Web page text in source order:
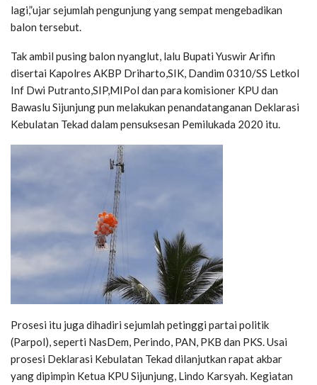
lagi,”ujar sejumlah pengunjung yang sempat mengebadikan
balon tersebut.
Tak ambil pusing balon nyanglut, lalu Bupati Yuswir Arifin
disertai Kapolres AKBP Driharto,SIK, Dandim 0310/SS Letkol
Inf Dwi Putranto,SIP,MIPol dan para komisioner KPU dan
Bawaslu Sijunjung pun melakukan penandatanganan Deklarasi
Kebulatan Tekad dalam pensuksesan Pemilukada 2020 itu.
Prosesi itu juga dihadiri sejumlah petinggi partai politik
(Parpol), seperti NasDem, Perindo, PAN, PKB dan PKS. Usai
prosesi Deklarasi Kebulatan Tekad dilanjutkan rapat akbar
yang dipimpin Ketua KPU Sijunjung, Lindo Karsyah. Kegiatan